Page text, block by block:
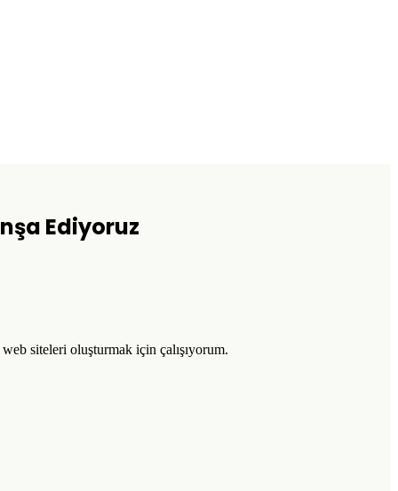
Ediyoruz
siteleri oluşturmak için çalışıyorum.